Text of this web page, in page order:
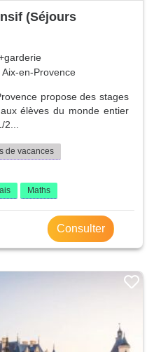
(Séjours
Aix-en-Provence
propose des stages
élèves du monde entier
de vacances
Maths
Consulter